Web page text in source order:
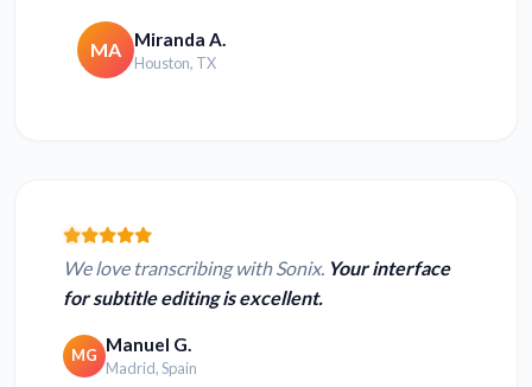
MA Miranda A.
Houston, TX
We love transcribing with Sonix. Your interface
for subtitle editing is excellent.
MG Manuel G.
Madrid, Spain